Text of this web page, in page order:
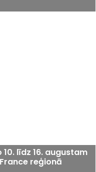
līdz 16. augustam
reģionā